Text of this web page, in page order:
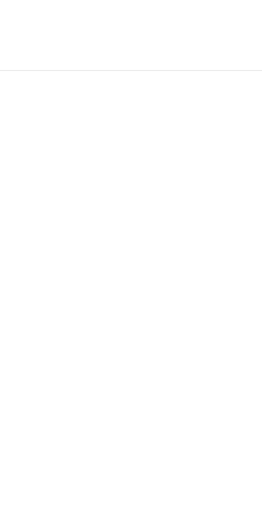
Предохраняет от
текучести.